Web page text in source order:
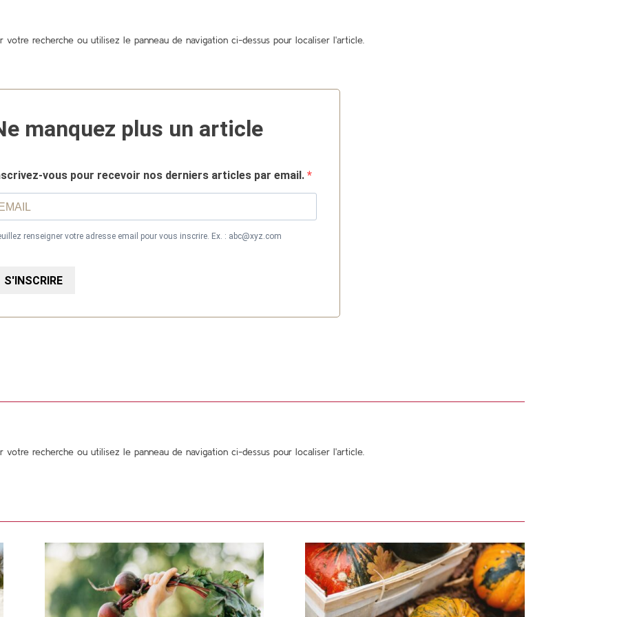
votre recherche ou utilisez le panneau de navigation ci-dessus pour localiser l'article.
manquez plus un article
vous pour recevoir nos derniers articles par email.
renseigner votre adresse email pour vous inscrire. Ex. : abc@xyz.com
S'INSCRIRE
votre recherche ou utilisez le panneau de navigation ci-dessus pour localiser l'article.